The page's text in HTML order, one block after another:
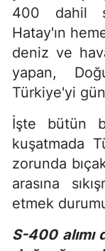
400 dahil
Hatay'ın
deniz ve
yapan,
Türkiye'yi
İşte bütün
kuşatmada
zorunda
arasına
etmek
S-400